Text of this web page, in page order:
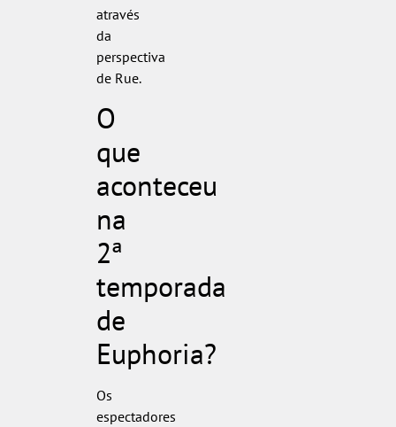
através
da
perspectiva
de Rue.
O
que
aconteceu
na
2ª
temporada
de
Euphoria?
Os
espectadores